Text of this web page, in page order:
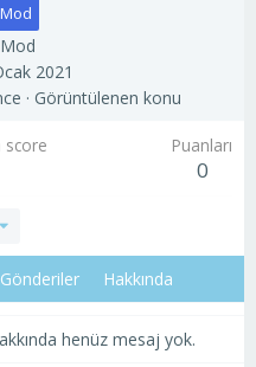
2021
· Görüntülenen konu
score Puanları
0
Gönderiler Hakkında
henüz mesaj yok.